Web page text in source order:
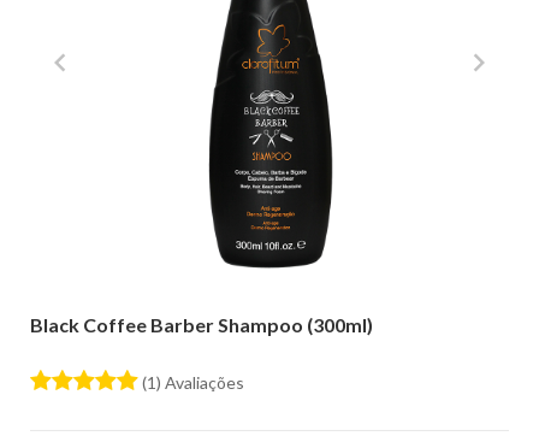
Black Coffee Barber Shampoo (300ml)
(1) Avaliações